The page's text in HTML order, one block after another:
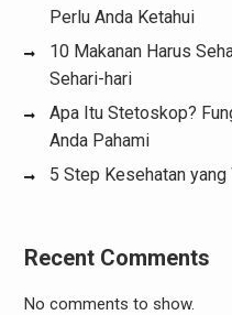
Perlu Anda Ketahui
10 Makanan Harus
Sehari-hari
Apa Itu Stetoskop?
Anda Pahami
5 Step Kesehatan
Recent Comments
No comments to show.